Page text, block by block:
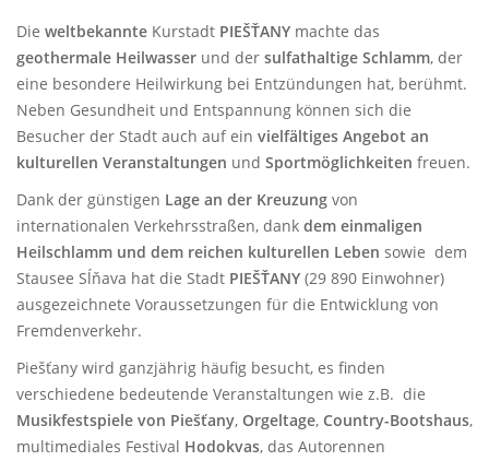
Die weltbekannte Kurstadt PIEŠŤANY machte das
geothermale Heilwasser und der sulfathaltige Schlamm, der
eine besondere Heilwirkung bei Entzündungen hat, berühmt.
Neben Gesundheit und Entspannung können sich die
Besucher der Stadt auch auf ein vielfältiges Angebot an
kulturellen Veranstaltungen und Sportmöglichkeiten freuen.
Dank der günstigen Lage an der Kreuzung von
internationalen Verkehrsstraßen, dank dem einmaligen
Heilschlamm und dem reichen kulturellen Leben sowie dem
Stausee Sĺňava hat die Stadt PIEŠŤANY (29 890 Einwohner)
ausgezeichnete Voraussetzungen für die Entwicklung von
Fremdenverkehr.
Piešťany wird ganzjährig häufig besucht, es finden
verschiedene bedeutende Veranstaltungen wie z.B. die
Musikfestspiele von Piešťany, Orgeltage, Country-Bootshaus,
multimediales Festival Hodokvas, das Autorennen